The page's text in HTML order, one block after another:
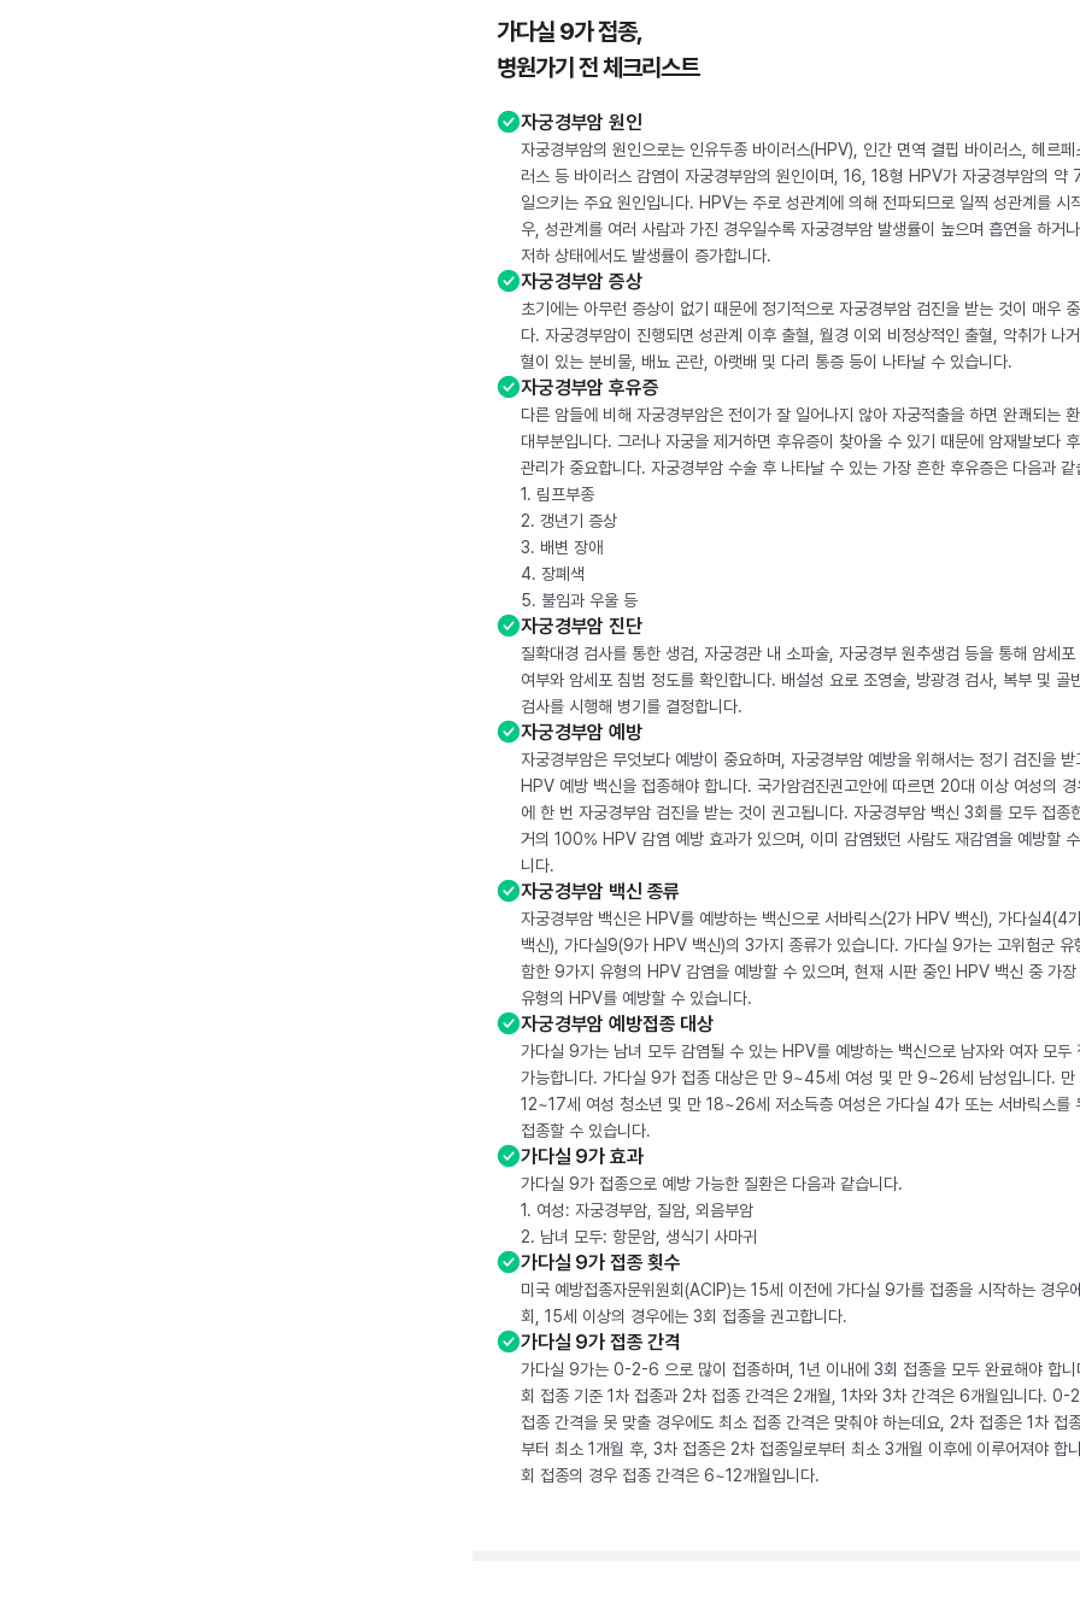
가다실 9가 접종,
병원가기 전 체크리스트
자궁경부암 원인
자궁경부암의 원인으로는 인유두종 바이러스(HPV), 인간 면역 결핍 바이러스, 헤르페
러스 등 바이러스 감염이 자궁경부암의 원인이며, 16, 18형 HPV가 자궁경부암의 약
일으키는 주요 원인입니다. HPV는 주로 성관계에 의해 전파되므로 일찍 성관계를 시
우, 성관계를 여러 사람과 가진 경우일수록 자궁경부암 발생률이 높으며 흡연을 하거
저하 상태에서도 발생률이 증가합니다.
자궁경부암 증상
초기에는 아무런 증상이 없기 때문에 정기적으로 자궁경부암 검진을 받는 것이 매우
다. 자궁경부암이 진행되면 성관계 이후 출혈, 월경 이외 비정상적인 출혈, 악취가 나
혈이 있는 분비물, 배뇨 곤란, 아랫배 및 다리 통증 등이 나타날 수 있습니다.
자궁경부암 후유증
다른 암들에 비해 자궁경부암은 전이가 잘 일어나지 않아 자궁적출을 하면 완쾌되는
대부분입니다. 그러나 자궁을 제거하면 후유증이 찾아올 수 있기 때문에 암재발보다
관리가 중요합니다. 자궁경부암 수술 후 나타날 수 있는 가장 흔한 후유증은 다음과 같
1. 림프부종
2. 갱년기 증상
3. 배변 장애
4. 장폐색
5. 불임과 우울 등
자궁경부암 진단
질확대경 검사를 통한 생검, 자궁경관 내 소파술, 자궁경부 원추생검 등을 통해 암세포
여부와 암세포 침범 정도를 확인합니다. 배설성 요로 조영술, 방광경 검사, 복부 및 골
검사를 시행해 병기를 결정합니다.
자궁경부암 예방
자궁경부암은 무엇보다 예방이 중요하며, 자궁경부암 예방을 위해서는 정기 검진을 받
HPV 예방 백신을 접종해야 합니다. 국가암검진권고안에 따르면 20대 이상 여성의
에 한 번 자궁경부암 검진을 받는 것이 권고됩니다. 자궁경부암 백신 3회를 모두 접종
거의 100% HPV 감염 예방 효과가 있으며, 이미 감염됐던 사람도 재감염을 예방할
니다.
자궁경부암 백신 종류
자궁경부암 백신은 HPV를 예방하는 백신으로 서바릭스(2가 HPV 백신), 가다실4(4
백신), 가다실9(9가 HPV 백신)의 3가지 종류가 있습니다. 가다실 9가는 고위험군 유
함한 9가지 유형의 HPV 감염을 예방할 수 있으며, 현재 시판 중인 HPV 백신 중 가장
유형의 HPV를 예방할 수 있습니다.
자궁경부암 예방접종 대상
가다실 9가는 남녀 모두 감염될 수 있는 HPV를 예방하는 백신으로 남자와 여자 모두
가능합니다. 가다실 9가 접종 대상은 만 9~45세 여성 및 만 9~26세 남성입니다. 만
12~17세 여성 청소년 및 만 18~26세 저소득층 여성은 가다실 4가 또는 서바릭스를
접종할 수 있습니다.
가다실 9가 효과
가다실 9가 접종으로 예방 가능한 질환은 다음과 같습니다.
1. 여성: 자궁경부암, 질암, 외음부암
2. 남녀 모두: 항문암, 생식기 사마귀
가다실 9가 접종 횟수
미국 예방접종자문위원회(ACIP)는 15세 이전에 가다실 9가를 접종을 시작하는 경우
회, 15세 이상의 경우에는 3회 접종을 권고합니다.
가다실 9가 접종 간격
가다실 9가는 0-2-6 으로 많이 접종하며, 1년 이내에 3회 접종을 모두 완료해야 합
회 접종 기준 1차 접종과 2차 접종 간격은 2개월, 1차와 3차 간격은 6개월입니다. 0-
접종 간격을 못 맞출 경우에도 최소 접종 간격은 맞춰야 하는데요, 2차 접종은 1차 접
부터 최소 1개월 후, 3차 접종은 2차 접종일로부터 최소 3개월 이후에 이루어져야 합
회 접종의 경우 접종 간격은 6~12개월입니다.